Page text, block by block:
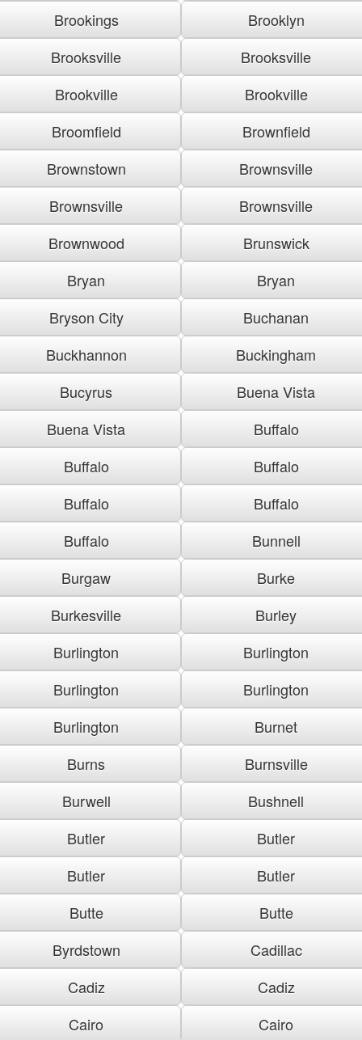
Brookings
Brooklyn
Brooksville
Brooksville
Brookville
Brookville
Broomfield
Brownfield
Brownstown
Brownsville
Brownsville
Brownsville
Brownwood
Brunswick
Bryan
Bryan
Bryson City
Buchanan
Buckhannon
Buckingham
Bucyrus
Buena Vista
Buena Vista
Buffalo
Buffalo
Buffalo
Buffalo
Buffalo
Buffalo
Bunnell
Burgaw
Burke
Burkesville
Burley
Burlington
Burlington
Burlington
Burlington
Burlington
Burnet
Burns
Burnsville
Burwell
Bushnell
Butler
Butler
Butler
Butler
Butte
Butte
Byrdstown
Cadillac
Cadiz
Cadiz
Cairo
Cairo